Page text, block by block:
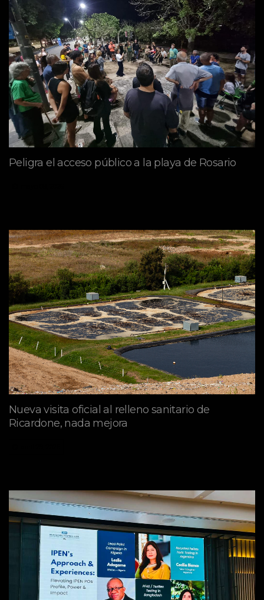
Peligra el acceso público a la playa de Rosario
Nueva visita oficial al relleno sanitario de
Ricardone, nada mejora